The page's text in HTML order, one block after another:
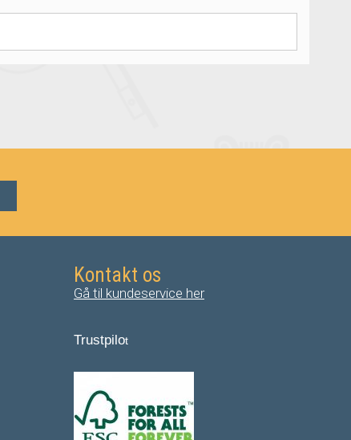
Kontakt os
Gå til kundeservice her
Trustpilot